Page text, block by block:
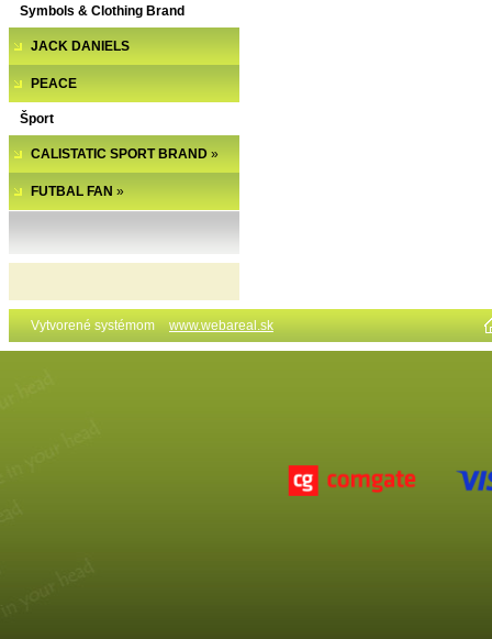
Symbols & Clothing Brand
JACK DANIELS
PEACE
Šport
CALISTATIC SPORT BRAND »
FUTBAL FAN »
Vytvorené systémom www.webareal.sk